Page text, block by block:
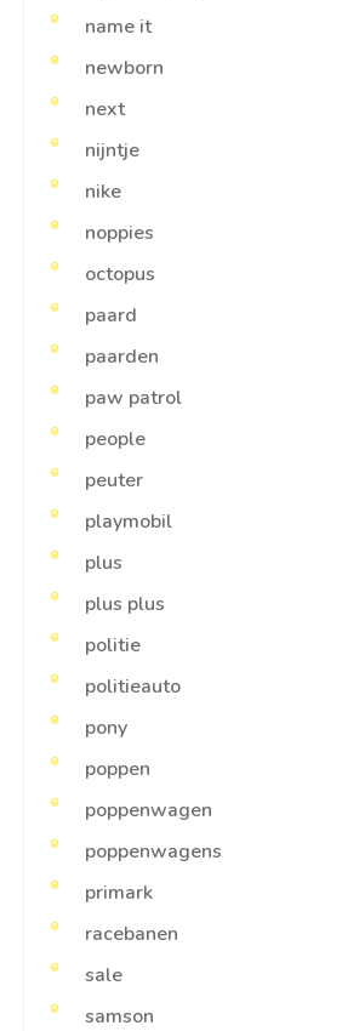
name it
newborn
next
nijntje
nike
noppies
octopus
paard
paarden
paw patrol
people
peuter
playmobil
plus
plus plus
politie
politieauto
pony
poppen
poppenwagen
poppenwagens
primark
racebanen
sale
samson